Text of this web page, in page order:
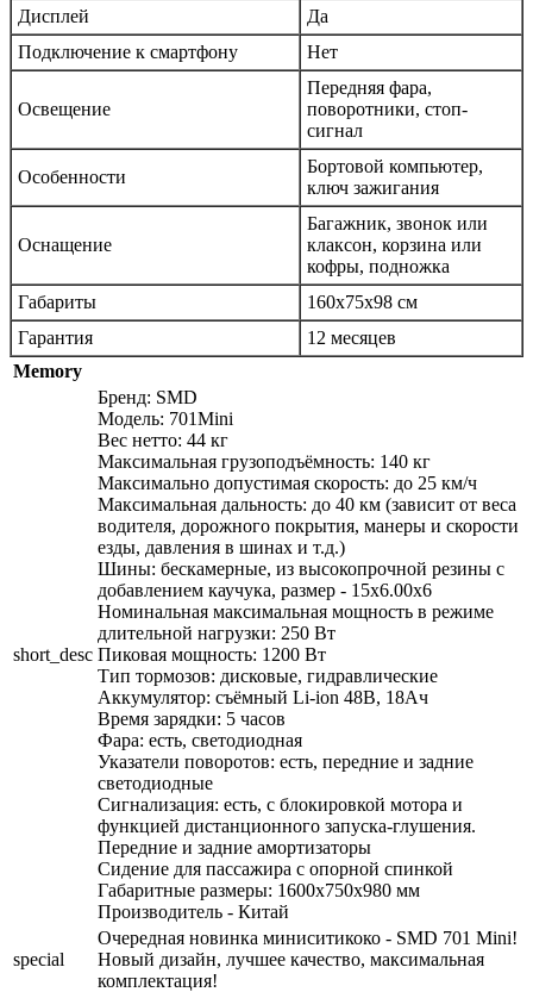
Дисплей
Да
Подключение к смартфону
Нет
Освещение
Передняя фара,
поворотники, стоп-
сигнал
Особенности
Бортовой компьютер,
ключ зажигания
Оснащение
Багажник, звонок или
клаксон, корзина или
кофры, подножка
Габариты
160х75х98 см
Гарантия
12 месяцев
Memory
short_desc
Бренд: SMD
Модель: 701Mini
Вес нетто: 44 кг
Максимальная грузоподъёмность: 140 кг
Максимально допустимая скорость: до 25 км/ч
Максимальная дальность: до 40 км (зависит от веса
водителя, дорожного покрытия, манеры и скорости
езды, давления в шинах и т.д.)
Шины: бескамерные, из высокопрочной резины с
добавлением каучука, размер - 15х6.00х6
Номинальная максимальная мощность в режиме
длительной нагрузки: 250 Вт
Пиковая мощность: 1200 Вт
Тип тормозов: дисковые, гидравлические
Аккумулятор: съёмный Li-ion 48В, 18Ач
Время зарядки: 5 часов
Фара: есть, светодиодная
Указатели поворотов: есть, передние и задние
светодиодные
Сигнализация: есть, с блокировкой мотора и
функцией дистанционного запуска-глушения.
Передние и задние амортизаторы
Сидение для пассажира с опорной спинкой
Габаритные размеры: 1600х750х980 мм
Производитель - Китай
special
Очередная новинка миниситикоко - SMD 701 Mini!
Новый дизайн, лучшее качество, максимальная
комплектация!